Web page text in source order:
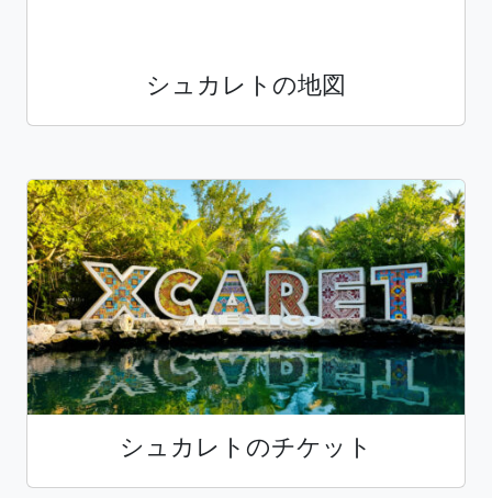
シュカレトの地図
シュカレトのチケット